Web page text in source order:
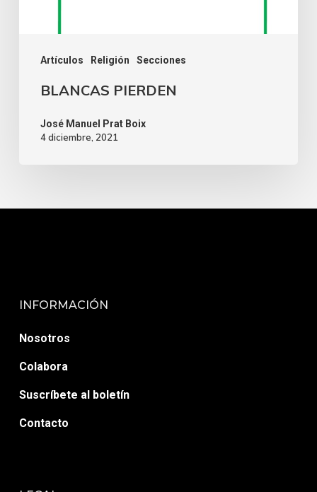
Artículos Religión Secciones
BLANCAS PIERDEN
José Manuel Prat Boix
4 diciembre, 2021
INFORMACIÓN
Nosotros
Colabora
Suscríbete al boletín
Contacto